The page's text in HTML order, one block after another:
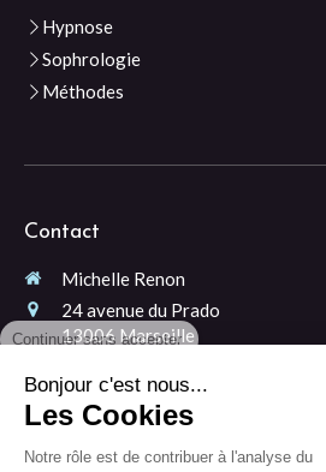
Continuer sans accepter
Bonjour c'est nous...
Les Cookies
Notre rôle est de contribuer à l'analyse du
Hypnose
Sophrologie
Méthodes
Contact
Michelle Renon
24 avenue du Prado
13006 Marseille
Entrée 1 (à gauche après le
06 99 38 90 21
Prendre rendez-vous